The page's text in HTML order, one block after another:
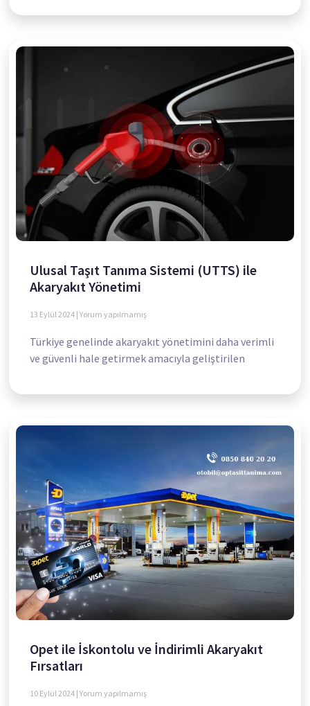
Ulusal Taşıt Tanıma Sistemi (UTTS) ile
Akaryakıt Yönetimi
13 Eylül 2024 Yorum yapılmamış
Türkiye genelinde akaryakıt yönetimini daha verimli
ve güvenli hale getirmek amacıyla geliştirilen
Opet ile İskontolu ve İndirimli Akaryakıt
Fırsatları
10 Eylül 2024 Yorum yapılmamış